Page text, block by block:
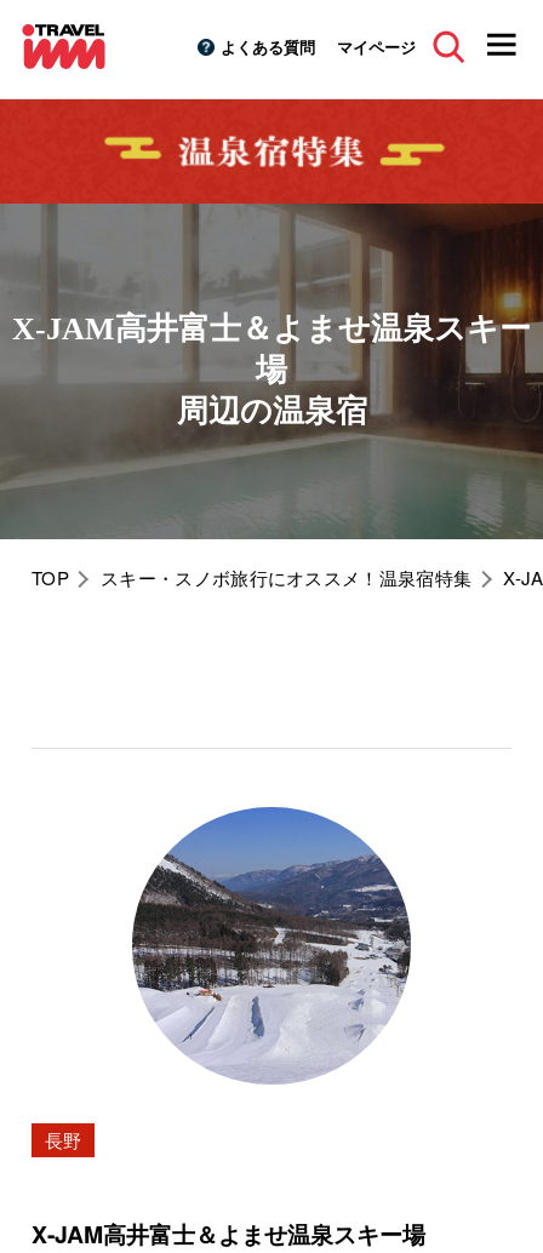
よくある質問 マイページ
X-JAM高井富士＆よませ温泉スキー
場
周辺の温泉宿
TOP スキー・スノボ旅行にオススメ！温泉宿特集 X-
長野
X-JAM高井富士＆よませ温泉スキー場